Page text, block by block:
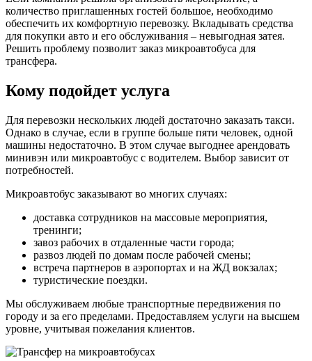
количество приглашенных гостей большое, необходимо
обеспечить их комфортную перевозку. Вкладывать средства
для покупки авто и его обслуживания – невыгодная затея.
Решить проблему позволит заказ микроавтобуса для
трансфера.
Кому подойдет услуга
Для перевозки нескольких людей достаточно заказать такси.
Однако в случае, если в группе больше пяти человек, одной
машины недостаточно. В этом случае выгоднее арендовать
минивэн или микроавтобус с водителем. Выбор зависит от
потребностей.
Микроавтобус заказывают во многих случаях:
доставка сотрудников на массовые мероприятия,
тренинги;
завоз рабочих в отдаленные части города;
развоз людей по домам после рабочей смены;
встреча партнеров в аэропортах и на ЖД вокзалах;
туристические поездки.
Мы обслуживаем любые транспортные передвижения по
городу и за его пределами. Предоставляем услуги на высшем
уровне, учитывая пожелания клиентов.